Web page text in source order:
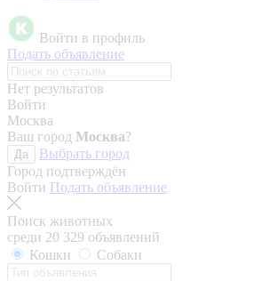
Войти в профиль
Подать объявление
Нет результатов
Войти
Москва
Ваш город Москва?
Да
Выбрать город
Город подтверждён
Войти Подать объявление
Поиск животных
среди 20 329 объявлений
Кошки
Собаки